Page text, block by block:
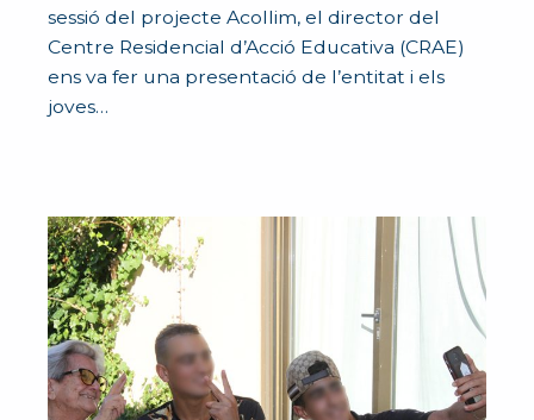
sessió del projecte Acollim, el director del
Centre Residencial d’Acció Educativa (CRAE)
ens va fer una presentació de l’entitat i els
joves…